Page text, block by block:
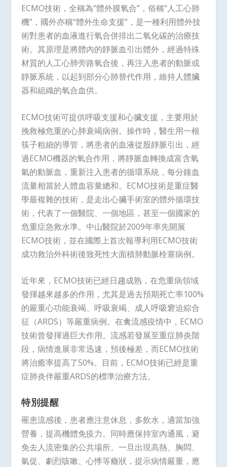
ECMO技術，全稱為“體外膜氧合”，俗稱“人工心肺
機”，國外亦稱“體外生命支援”，是一種利用體外技
術對患者的血液進行氧合併排出二氧化碳的治療技
術。其原理是將體內的靜脈血引出體外，經過特殊
材質的人工心肺旁路氧合後，再注入患者的動脈或
靜脈系統，以起到部分心肺替代作用，維持人體臟
器和組織的氧合血供。
ECMO技術可提供呼吸支援和心臟支援，主要用於
挽救極危重的心肺衰竭病例。操作時，醫生用一根
筷子粗細的導管，將患者的血液從股靜脈引出，經
過ECMO機器的氧合作用，將靜脈血轉換成富含氧
氣的動脈血，重新注入患者的循環系統，每分鐘血
流量相當於人體血容量總和。ECMO技術是重症醫
學最複雜的技術，是走出心臟手術室的體外循環技
術，代表了一個醫院、一個地區，甚至一個國家的
危重症急救水準。中山醫院於2009年率先開展
ECMO技術，並在國際上首次報導利用ECMO技術
成功救治外科術後致死性大面積肺動脈栓塞病例。
近年來，ECMO技術已經日趨成熟，在危重病領域
發揮越來越多的作用，尤其是過去預期死亡率100%
的嚴重心功能衰竭、呼吸衰竭、成人呼吸窘迫綜合
征（ARDS）等嚴重病例。在禽流感疫情中，ECMO
技術曾發揮過巨大作用。流感若發展至重症肺炎階
段，病情進展非常迅速，預後極差，而ECMO技術
將治癒率提高了50%。目前，ECMO技術已經是重
症肺炎伴嚴重ARDS的標準治療方法。
特別提醒
罹患流感後，患者應注意休息，多飲水，適當加強
營養，提高機體免疫力。同時應保持室內通風，避
免去人流密集的公共場所。一旦出現高熱、胸悶、
氣促、劇烈咳嗽、心悸等癥狀，提示病情嚴重，應